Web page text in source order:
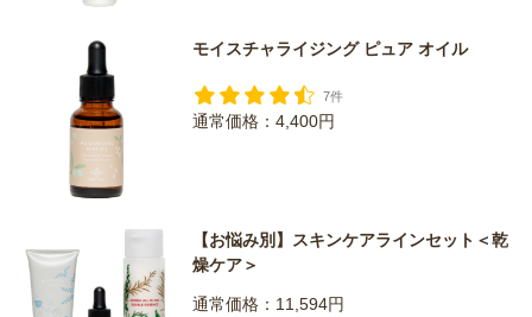
モイスチャライジング ピュア オイル
7件
通常価格：4,400円
【お悩み別】スキンケアラインセット＜乾
燥ケア＞
通常価格：11,594円